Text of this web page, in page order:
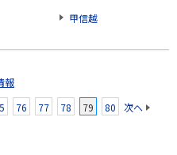
甲信越
報
76 77 78 79 80 次へ